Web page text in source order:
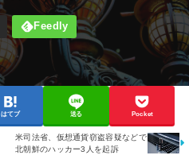
はてブ 送る Pocket
米司法省、仮想通貨窃盗容疑などで
北朝鮮のハッカー3人を起訴